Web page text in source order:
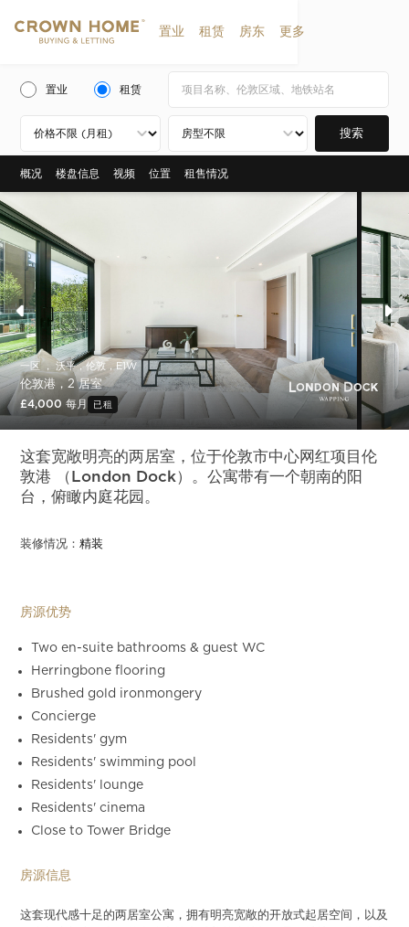
置业 租赁 房东 更多
置业 租赁
搜索
概况 楼盘信息 视频 位置 租售情况
一区 ， 沃平，伦敦，E1W
伦敦港，2 居室
£4,000 每月 已租
这套宽敞明亮的两居室，位于伦敦市中心网红项目伦
敦港 （London Dock）。公寓带有一个朝南的阳
台，俯瞰内庭花园。
装修情况：精装
房源优势
Two en-suite bathrooms & guest WC
Herringbone flooring
Brushed gold ironmongery
Concierge
Residents' gym
Residents' swimming pool
Residents' lounge
Residents' cinema
Close to Tower Bridge
房源信息
这套现代感十足的两居室公寓，拥有明亮宽敞的开放式起居空间，以及